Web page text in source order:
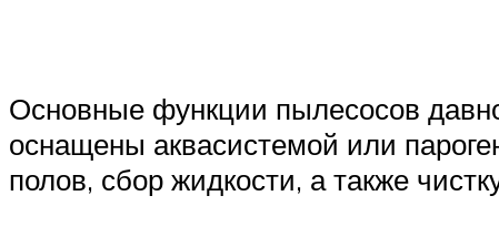
Основные функции пылесосов
оснащены аквасистемой или
полов, сбор жидкости, а также